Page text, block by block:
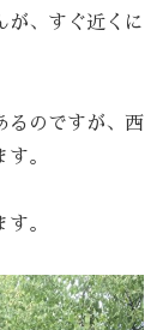
、すぐ近くに
るのですが、西
。
。